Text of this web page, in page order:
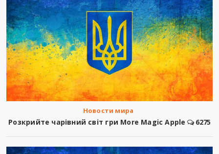
Новости мира
Розкрийте чарівний світ гри More Magic Apple 6275